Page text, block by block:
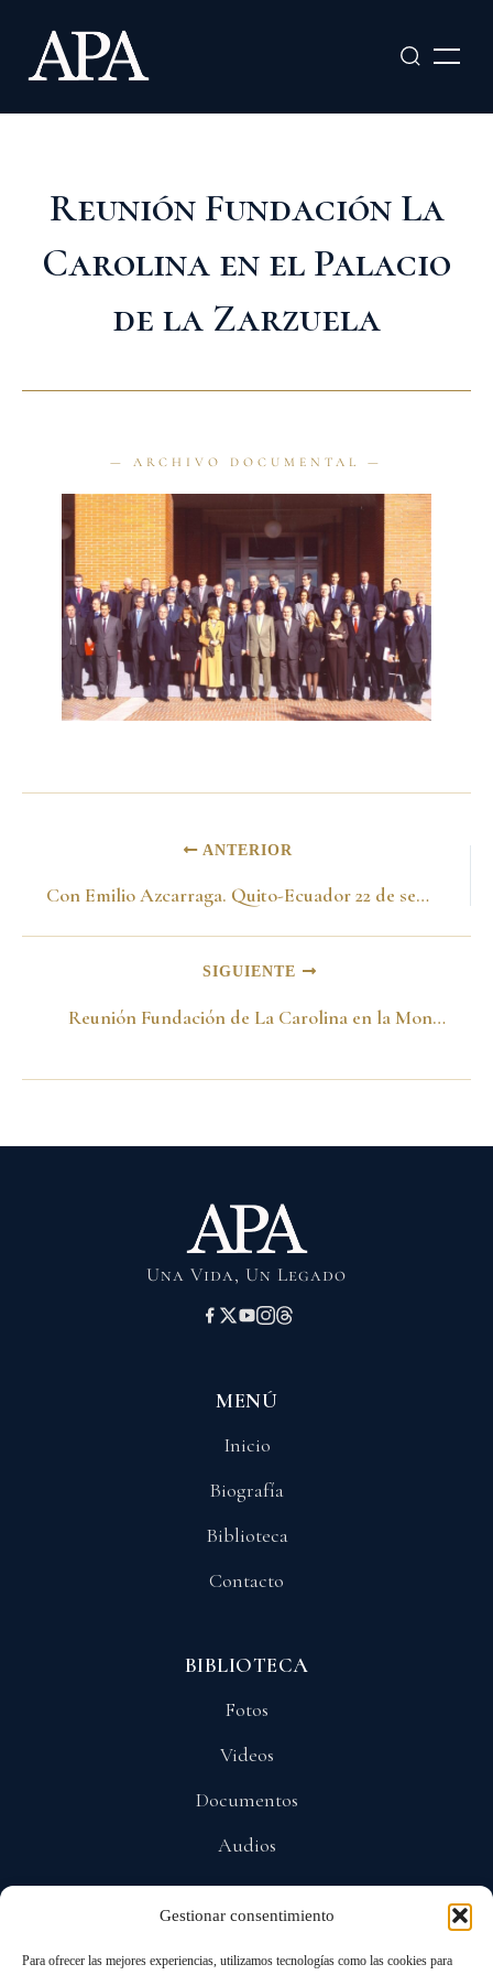
Gestionar consentimiento
Para ofrecer las mejores experiencias, utilizamos tecnologías como las cookies para
contenido
Reunión Fundación La
Carolina en el Palacio
de la Zarzuela
ANTERIOR
Con Emilio Azcarraga. Quito-Ecuador 22 de septiembre 2005
SIGUIENTE
Reunión Fundación de La Carolina en la Moncloa
Una Vida, Un Legado
MENÚ
Inicio
Biografía
Biblioteca
Contacto
BIBLIOTECA
Fotos
Videos
Documentos
Audios